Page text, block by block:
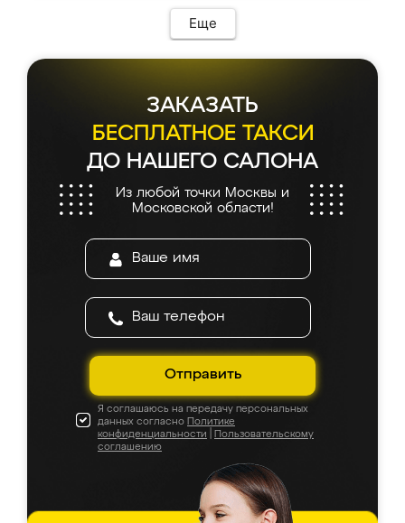
Еще
ЗАКАЗАТЬ
БЕСПЛАТНОЕ ТАКСИ
ДО НАШЕГО САЛОНА
Из любой точки Москвы и
Московской области!
Отправить
Я соглашаюсь на передачу персональных
данных согласно Политике
конфиденциальности
Пользовательскому
соглашению